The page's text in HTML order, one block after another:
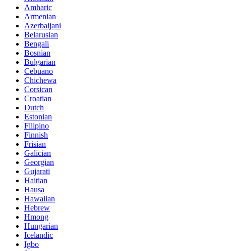
Amharic
Armenian
Azerbaijani
Belarusian
Bengali
Bosnian
Bulgarian
Cebuano
Chichewa
Corsican
Croatian
Dutch
Estonian
Filipino
Finnish
Frisian
Galician
Georgian
Gujarati
Haitian
Hausa
Hawaiian
Hebrew
Hmong
Hungarian
Icelandic
Igbo